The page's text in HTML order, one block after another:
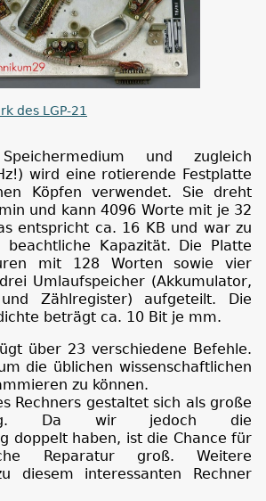
des LGP-21
und zugleich
wird eine rotierende Festplatte
Köpfen verwendet. Sie dreht
und kann 4096 Worte mit je 32
entspricht ca. 16 KB und war zu
Kapazität. Die Platte
mit 128 Worten sowie vier
Umlaufspeicher (Akkumulator,
Zählregister) aufgeteilt. Die
beträgt ca. 10 Bit je mm.
über 23 verschiedene Befehle.
die üblichen wissenschaftlichen
zu können.
Rechners gestaltet sich als große
Da wir jedoch die
doppelt haben, ist die Chance für
Reparatur groß. Weitere
diesem interessanten Rechner